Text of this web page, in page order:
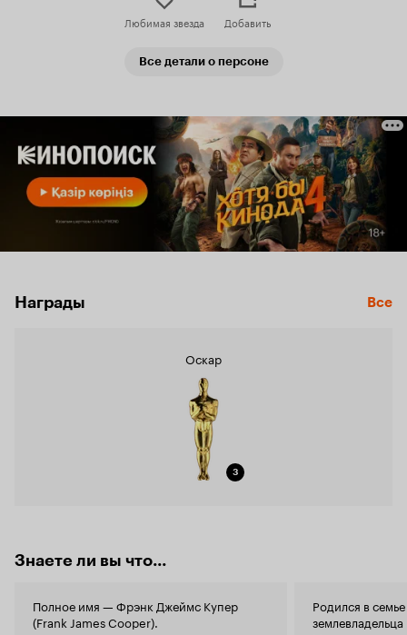
Любимая звезда Добавить
Все детали о персоне
Награды Все
Оскар
3
Знаете ли вы что...
Полное имя — Фрэнк Джеймс Купер
(Frank James Cooper).
Родился в